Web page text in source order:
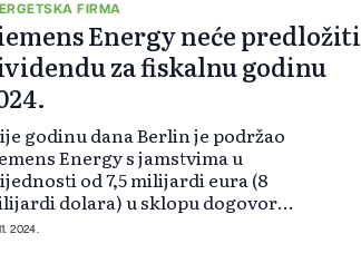
FIRMA
Energy neće predložiti
za fiskalnu godinu
godinu dana Berlin je podržao
Energy s jamstvima u
od 7,5 milijardi eura (8
dolara) u sklopu dogovora s
dionicima kako bi se
2024.